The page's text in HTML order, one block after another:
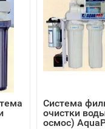
Система
очистки
осмос)